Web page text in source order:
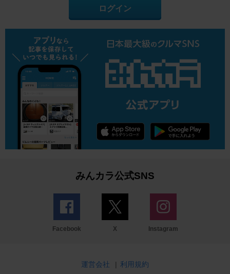
ログイン
みんカラ公式SNS
Facebook X Instagram
運営会社 | 利用規約